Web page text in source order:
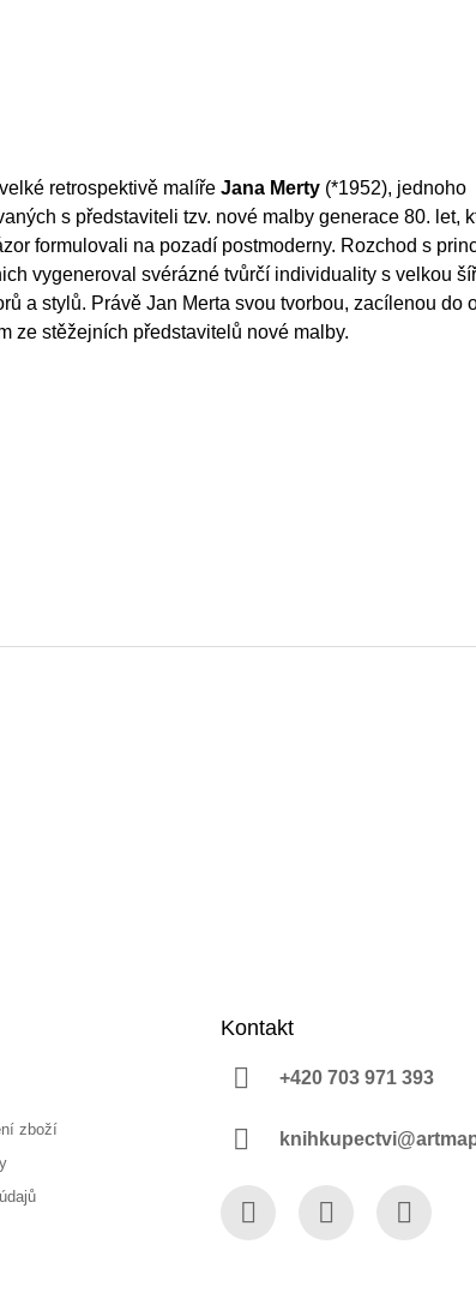
retrospektivě malíře Jana Merty (*1952), jednoho
s představiteli tzv. nové malby generace 80. let,
formulovali na pozadí postmoderny. Rozchod s
vygeneroval svérázné tvůrčí individuality s velkou
a stylů. Právě Jan Merta svou tvorbou, zacílenou do
ze stěžejních představitelů nové malby.
zboží
Kontakt
+420 703 971 393